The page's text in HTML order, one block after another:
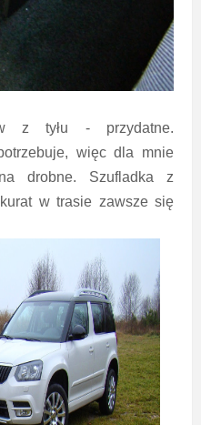
z tyłu - przydatne.
więc dla mnie
drobne. Szufladka z
w trasie zawsze się